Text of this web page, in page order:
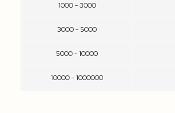
1000 - 3000
3000 - 5000
5000 - 10000
10000 - 1000000